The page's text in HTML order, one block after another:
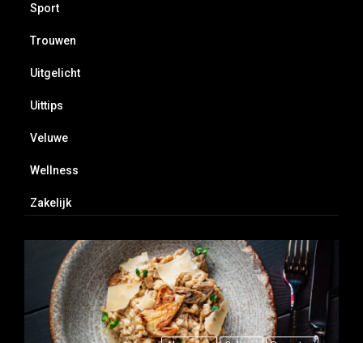
Sport
Trouwen
Uitgelicht
Uittips
Veluwe
Wellness
Zakelijk